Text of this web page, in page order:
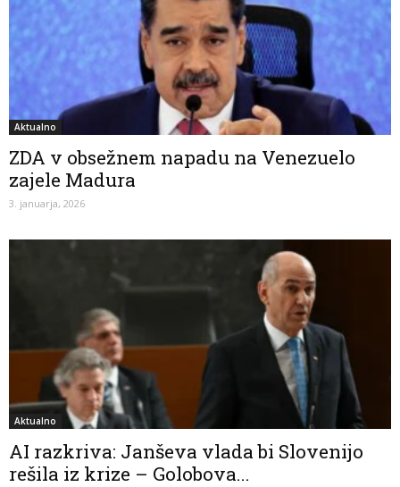
Aktualno
ZDA v obsežnem napadu na Venezuelo
zajele Madura
3. januarja, 2026
Aktualno
AI razkriva: Janševa vlada bi Slovenijo
rešila iz krize – Golobova...